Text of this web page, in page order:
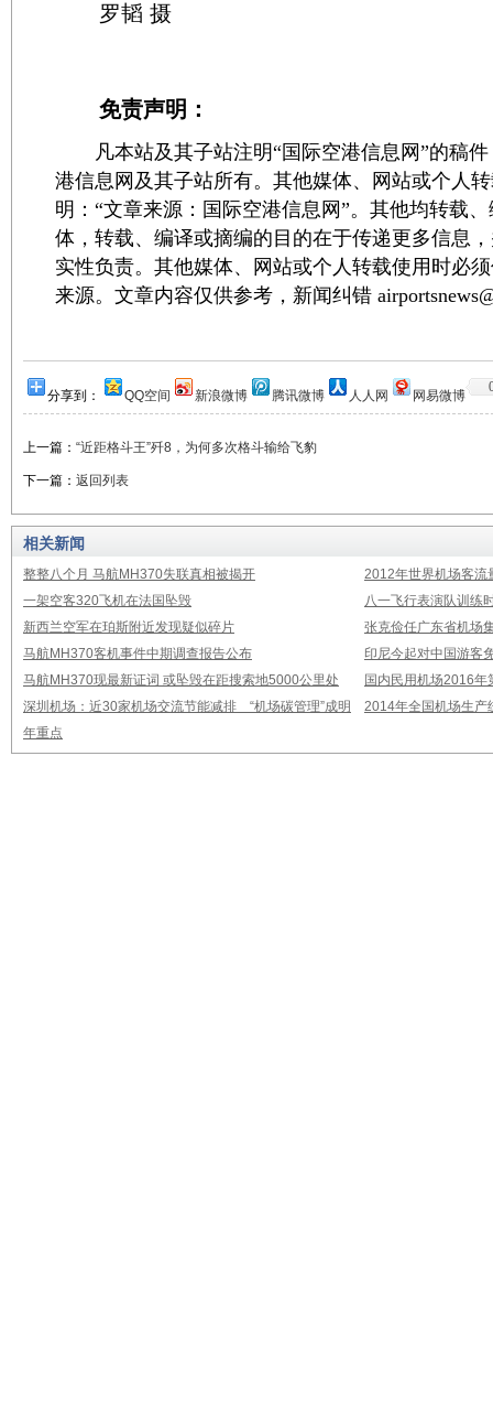
罗韬 摄
免责声明：
凡本站及其子站注明“国际空港信息网”的稿件
港信息网及其子站所有。其他媒体、网站或个人
明：“文章来源：国际空港信息网”。其他均转载
体，转载、编译或摘编的目的在于传递更多信息
实性负责。其他媒体、网站或个人转载使用时必
来源。文章内容仅供参考，新闻纠错
分享到： QQ空间 新浪微博 腾讯微博 人人网 网易微博
上一篇： “近距格斗王”歼8，为何多次格斗输给飞豹
下一篇： 返回列表
相关新闻
整整八个月 马航MH370失联真相被揭开
2012年世界机场客流
一架空客320飞机在法国坠毁
八一飞行表演队训练
新西兰空军在珀斯附近发现疑似碎片
张克俭任广东省机场
马航MH370客机事件中期调查报告公布
印尼今起对中国游客
马航MH370现最新证词 或坠毁在距搜索地5000公里处
国内民用机场2016年
深圳机场：近30家机场交流节能减排 “机场碳管理”成明
年重点
2014年全国机场生产